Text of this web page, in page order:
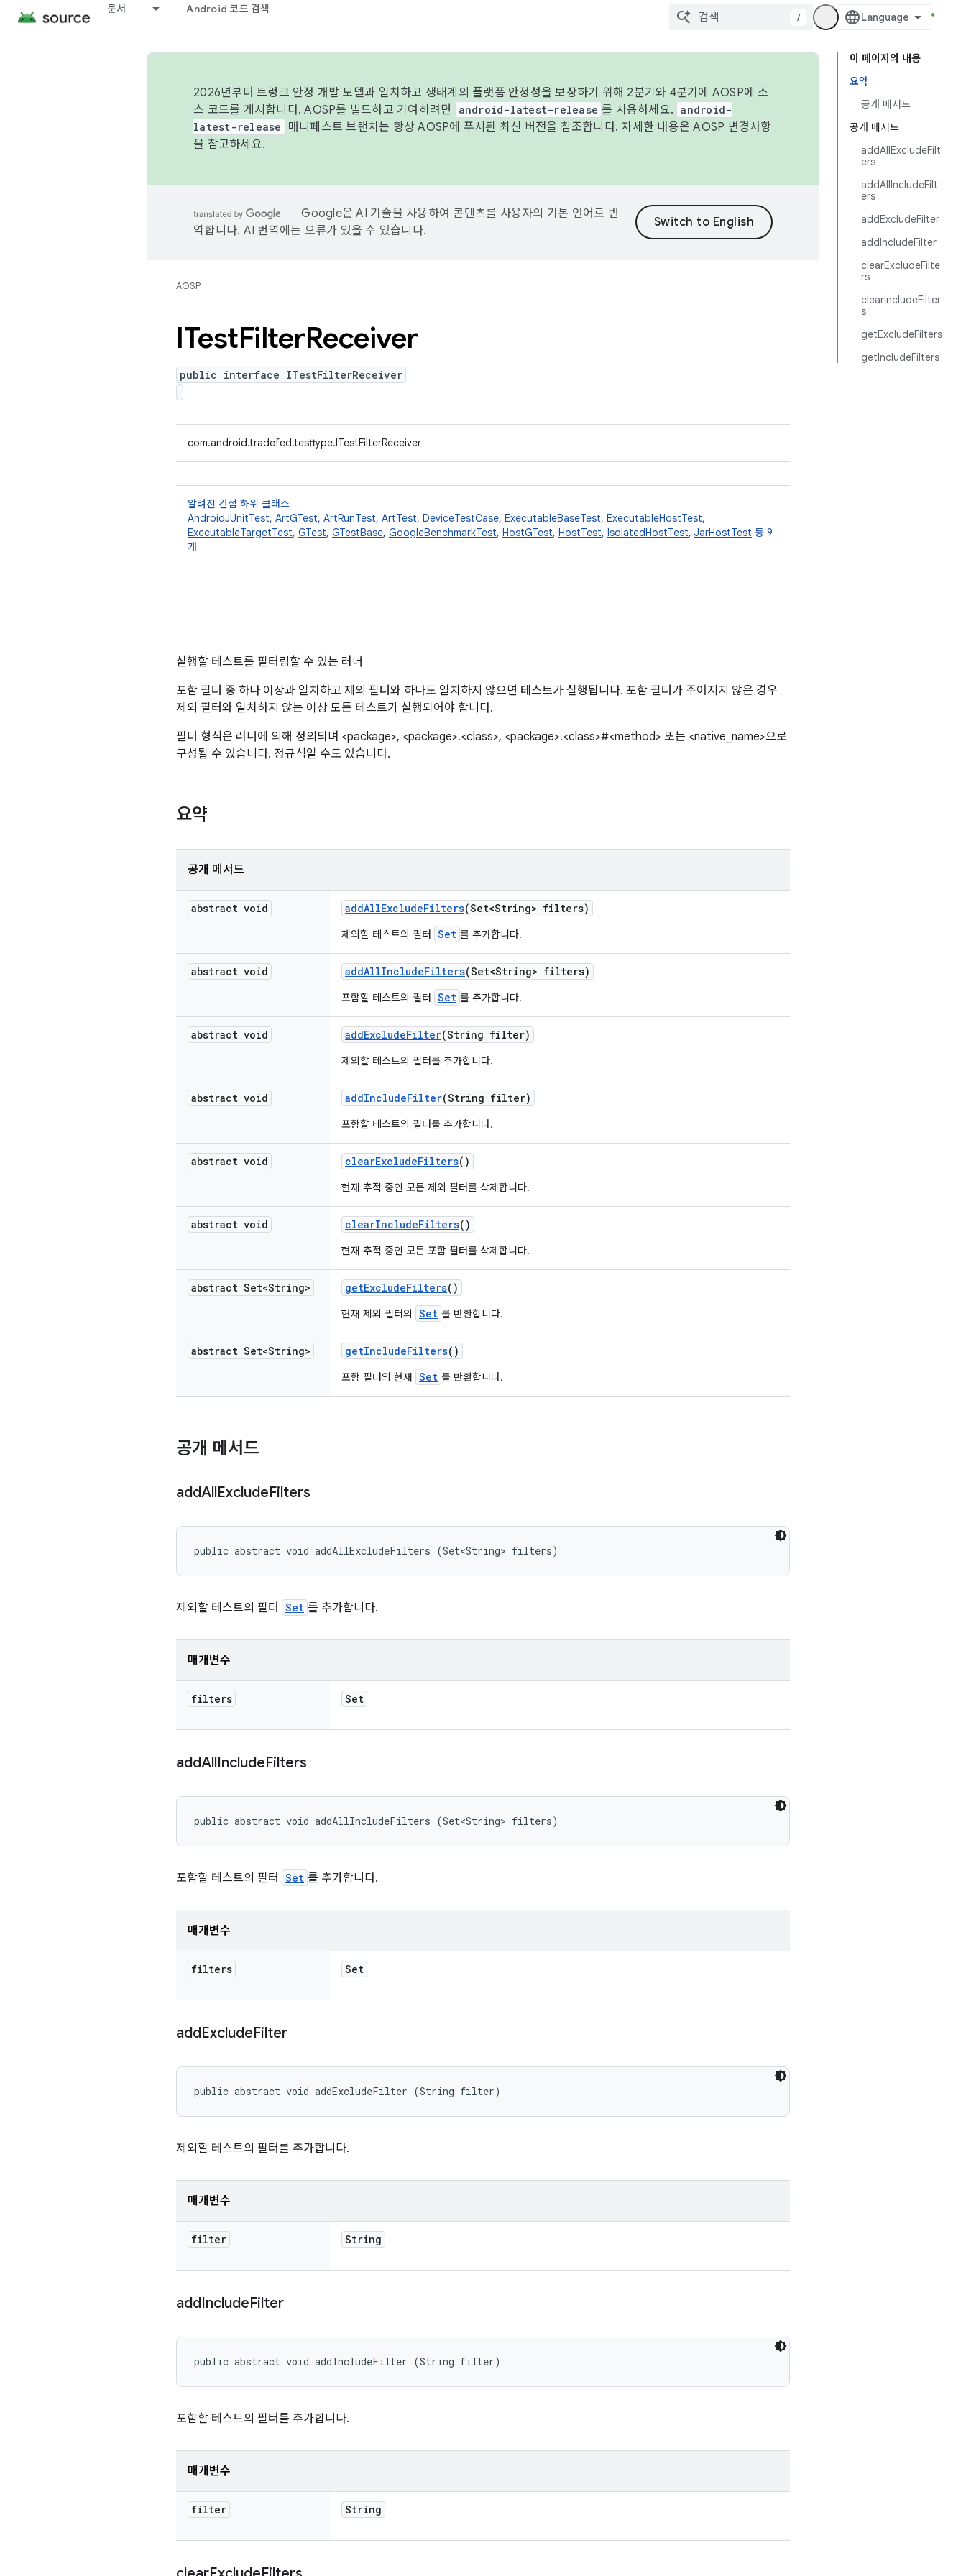
문서 Android 코드 검색
/
이 페이지의 내용
요약
공개 메서드
공개 메서드
addAllExcludeFilt
ers
addAllIncludeFilt
ers
addExcludeFilter
addIncludeFilter
clearExcludeFilte
rs
clearIncludeFilter
s
getExcludeFilters
getIncludeFilters
2026년부터 트렁크 안정 개발 모델과 일치하고 생태계의 플랫폼 안정성을 보장하기 위해 2분기와 4분기에 AOSP에 소
스 코드를 게시합니다. AOSP를 빌드하고 기여하려면
android-latest-release 를 사용하세요. android-
latest-release
매니페스트 브랜치는 항상 AOSP에 푸시된 최신 버전을 참조합니다. 자세한 내용은AOSP 변경사항
을 참고하세요.
Google은 AI 기술을 사용하여 콘텐츠를 사용자의 기본 언어로 번
역합니다. AI 번역에는 오류가 있을 수 있습니다.
AOSP
ITestFilterReceiver
public interface ITestFilterReceiver
com.android.tradefed.testtype.ITestFilterReceiver
알려진 간접 하위 클래스
AndroidJUnitTest, ArtGTest, ArtRunTest, ArtTest, DeviceTestCase, ExecutableBaseTest, ExecutableHostTest,
ExecutableTargetTest, GTest, GTestBase, GoogleBenchmarkTest, HostGTest, HostTest, IsolatedHostTest, JarHostTest 등 9
개
실행할 테스트를 필터링할 수 있는 러너
포함 필터 중 하나 이상과 일치하고 제외 필터와 하나도 일치하지 않으면 테스트가 실행됩니다. 포함 필터가 주어지지 않은 경우
제외 필터와 일치하지 않는 이상 모든 테스트가 실행되어야 합니다.
필터 형식은 러너에 의해 정의되며 <package>, <package>.<class>, <package>.<class>#<method> 또는 <native_name>으로
구성될 수 있습니다. 정규식일 수도 있습니다.
요약
공개 메서드
abstract void addAllExcludeFilters(Set<String> filters)
제외할 테스트의 필터 Set 를 추가합니다.
abstract void addAllIncludeFilters(Set<String> filters)
포함할 테스트의 필터 Set 를 추가합니다.
abstract void addExcludeFilter(String filter)
제외할 테스트의 필터를 추가합니다.
abstract void addIncludeFilter(String filter)
포함할 테스트의 필터를 추가합니다.
abstract void clearExcludeFilters()
현재 추적 중인 모든 제외 필터를 삭제합니다.
abstract void clearIncludeFilters()
현재 추적 중인 모든 포함 필터를 삭제합니다.
abstract Set<String> getExcludeFilters()
현재 제외 필터의 Set 를 반환합니다.
abstract Set<String> getIncludeFilters()
포함 필터의 현재 Set 를 반환합니다.
공개 메서드
addAllExcludeFilters
public abstract void addAllExcludeFilters (Set<String> filters)
제외할 테스트의 필터 Set 를 추가합니다.
매개변수
filters Set
addAllIncludeFilters
public abstract void addAllIncludeFilters (Set<String> filters)
포함할 테스트의 필터 Set 를 추가합니다.
매개변수
filters Set
addExcludeFilter
public abstract void addExcludeFilter (String filter)
제외할 테스트의 필터를 추가합니다.
매개변수
filter String
addIncludeFilter
public abstract void addIncludeFilter (String filter)
포함할 테스트의 필터를 추가합니다.
매개변수
filter String